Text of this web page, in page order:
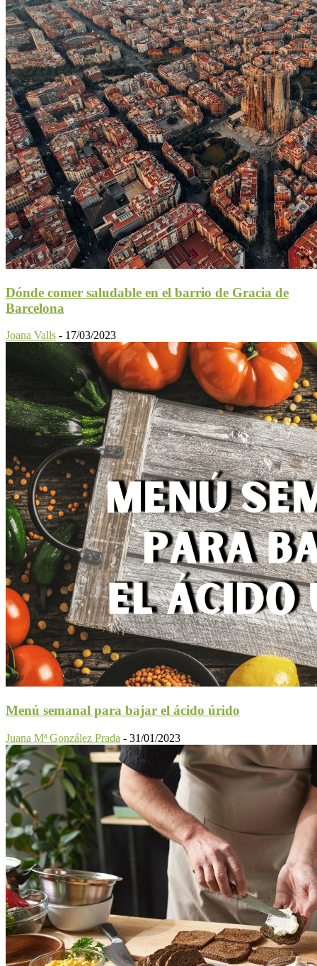
Dónde comer saludable en el barrio de Gracia de
Barcelona
Joana Valls - 17/03/2023
Menú semanal para bajar el ácido úrido
Juana Mª González Prada - 31/01/2023